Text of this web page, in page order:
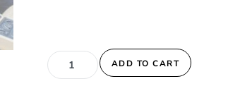
FERRARI 456 M GT V12 quantity
ADD TO CART